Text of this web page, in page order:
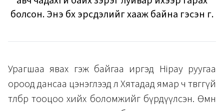
болсон. Энэ бүх эрсдэлийг хааж байна гэсэн үг.
Урагшаа явах гэж байгаа иргэд Hipay руугаа
ороод дансаа цэнэглээд л Хятадад ямар ч төвөггүй
төлбөр тооцоо хийх боломжийг бүрдүүлсэн. Өмнө